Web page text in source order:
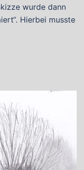
wurde dann
Hierbei musste